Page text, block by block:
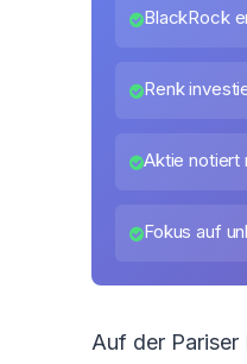
BlackRock
Renk
Aktie notiert
Fokus auf
Auf der Pariser